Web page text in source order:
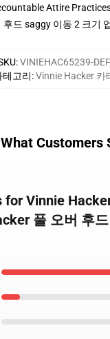
Attire
드 saggy 이동 2 크기
:VINIEHAC65239-
테고리:Vinnie Hacker 카
What Customers
for Vinnie
풀 오버 후